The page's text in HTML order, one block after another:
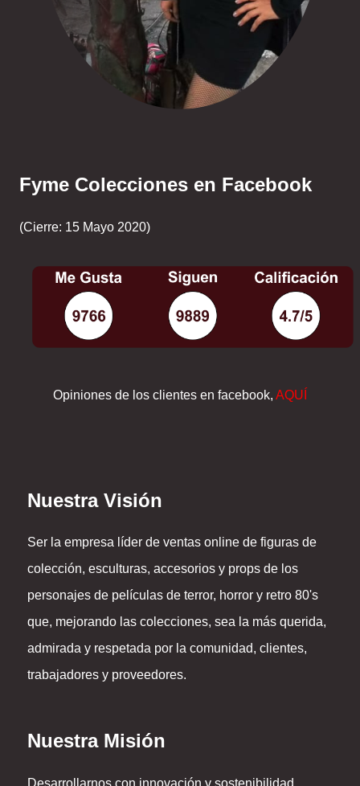
Fyme Colecciones en Facebook
(Cierre: 15 Mayo 2020)
Opiniones de los clientes en facebook, AQUÍ
Nuestra Visión
Ser la empresa líder de ventas online de figuras de
colección, esculturas, accesorios y props de los
personajes de películas de terror, horror y retro 80's
que, mejorando las colecciones, sea la más querida,
admirada y respetada por la comunidad, clientes,
trabajadores y proveedores.
Nuestra Misión